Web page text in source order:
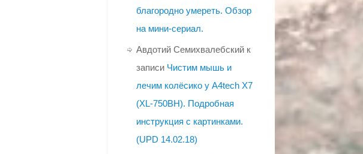
благородно умереть. Обзор
на мини-сериал.
Авдотий Семихвалебский к
записи Чистим мышь и
лечим колёсико у A4tech X7
(XL-750BH). Подробная
инструкция с картинками.
(UPD 14.02.18)